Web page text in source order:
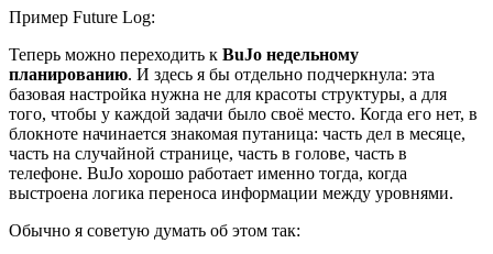
Пример Future Log:
Теперь можно переходить к BuJo недельному
планированию. И здесь я бы отдельно подчеркнула: эта
базовая настройка нужна не для красоты структуры, а для
того, чтобы у каждой задачи было своё место. Когда его нет, в
блокноте начинается знакомая путаница: часть дел в месяце,
часть на случайной странице, часть в голове, часть в
телефоне. BuJo хорошо работает именно тогда, когда
выстроена логика переноса информации между уровнями.
Обычно я советую думать об этом так: